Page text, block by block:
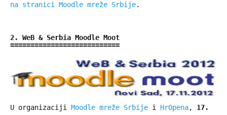
na stranici Moodle mreže Srbije.
2. WeB & Serbia Moodle Moot
U organizaciji Moodle mreže Srbije i HrOpena, 17.